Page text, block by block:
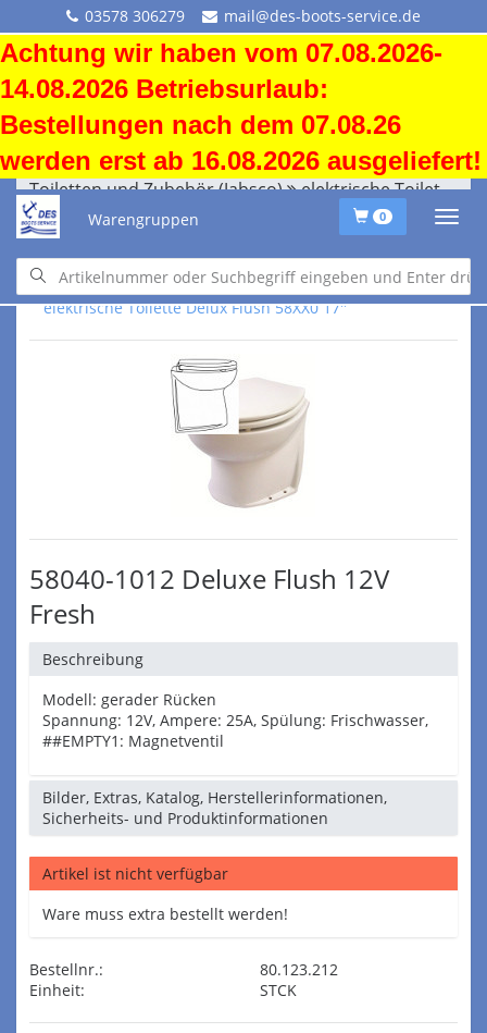
03578 306279 mail@des-boots-service.de
Achtung wir haben vom 07.08.2026-
14.08.2026 Betriebsurlaub:
Bestellungen nach dem 07.08.26
werden erst ab 16.08.2026 ausgeliefert!
Warengruppen 0
Toiletten und Zubehör (Jabsco) elektrische Toilette Delux Flush 58XX0 17''
Toiletten und Zubehör (Jabsco)
elektrische Toilette Delux Flush 58XX0 17''
58040-1012 Deluxe Flush 12V
Fresh
Beschreibung
Modell: gerader Rücken
Spannung: 12V, Ampere: 25A, Spülung: Frischwasser,
##EMPTY1: Magnetventil
Bilder, Extras, Katalog, Herstellerinformationen,
Sicherheits- und Produktinformationen
Artikel ist nicht verfügbar
Ware muss extra bestellt werden!
Bestellnr.:
80.123.212
Einheit:
STCK